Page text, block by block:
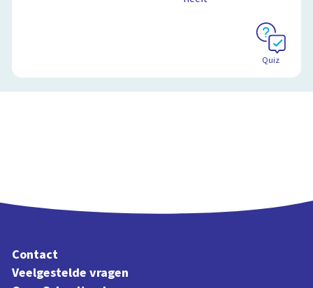
Quiz
Contact
Veelgestelde vragen